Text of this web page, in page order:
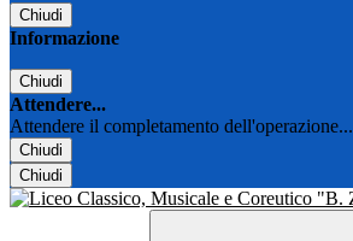
Chiudi
Informazione
Chiudi
Attendere...
Attendere il completamento dell'operazione...
Chiudi
Chiudi